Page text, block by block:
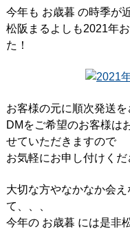
今年も お歳暮 の時季が
松阪まるよしも2021年
た！
お客様の元に順次発送
DMをご希望のお客様は
せていただきますので
お気軽にお申し付けくだ
大切な方やなかなか会
て、、、
今年の お歳暮 には是非